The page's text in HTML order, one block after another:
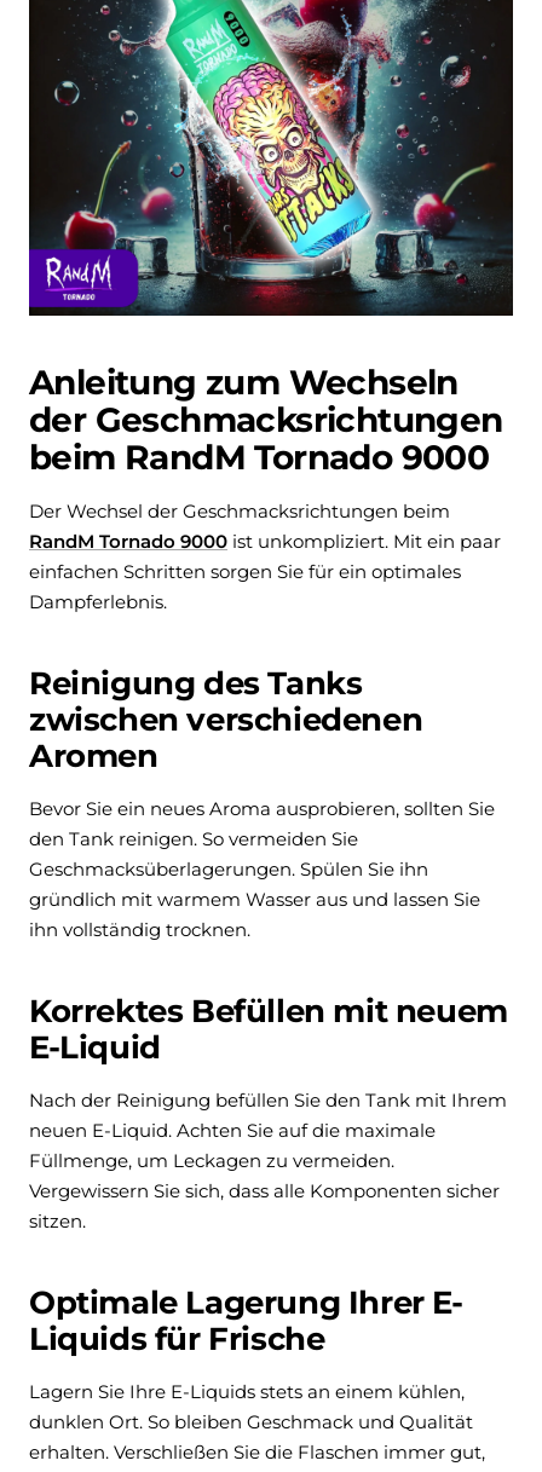
Anleitung zum Wechseln
der Geschmacksrichtungen
beim RandM Tornado 9000
Der Wechsel der Geschmacksrichtungen beim
RandM Tornado 9000 ist unkompliziert. Mit ein paar
einfachen Schritten sorgen Sie für ein optimales
Dampferlebnis.
Reinigung des Tanks
zwischen verschiedenen
Aromen
Bevor Sie ein neues Aroma ausprobieren, sollten Sie
den Tank reinigen. So vermeiden Sie
Geschmacksüberlagerungen. Spülen Sie ihn
gründlich mit warmem Wasser aus und lassen Sie
ihn vollständig trocknen.
Korrektes Befüllen mit neuem
E-Liquid
Nach der Reinigung befüllen Sie den Tank mit Ihrem
neuen E-Liquid. Achten Sie auf die maximale
Füllmenge, um Leckagen zu vermeiden.
Vergewissern Sie sich, dass alle Komponenten sicher
sitzen.
Optimale Lagerung Ihrer E-
Liquids für Frische
Lagern Sie Ihre E-Liquids stets an einem kühlen,
dunklen Ort. So bleiben Geschmack und Qualität
erhalten. Verschließen Sie die Flaschen immer gut,